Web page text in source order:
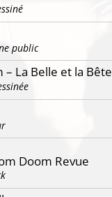
public
– La Belle et la Bête
Doom Revue